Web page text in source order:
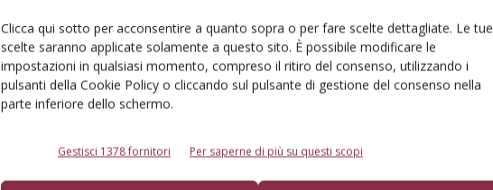
Clicca qui sotto per acconsentire a quanto sopra o per fare scelte dettagliate. Le tue
scelte saranno applicate solamente a questo sito. È possibile modificare le
impostazioni in qualsiasi momento, compreso il ritiro del consenso, utilizzando i
pulsanti della Cookie Policy o cliccando sul pulsante di gestione del consenso nella
parte inferiore dello schermo.
Gestisci 1378 fornitori Per saperne di più su questi scopi
Linkedin Pinterest Email